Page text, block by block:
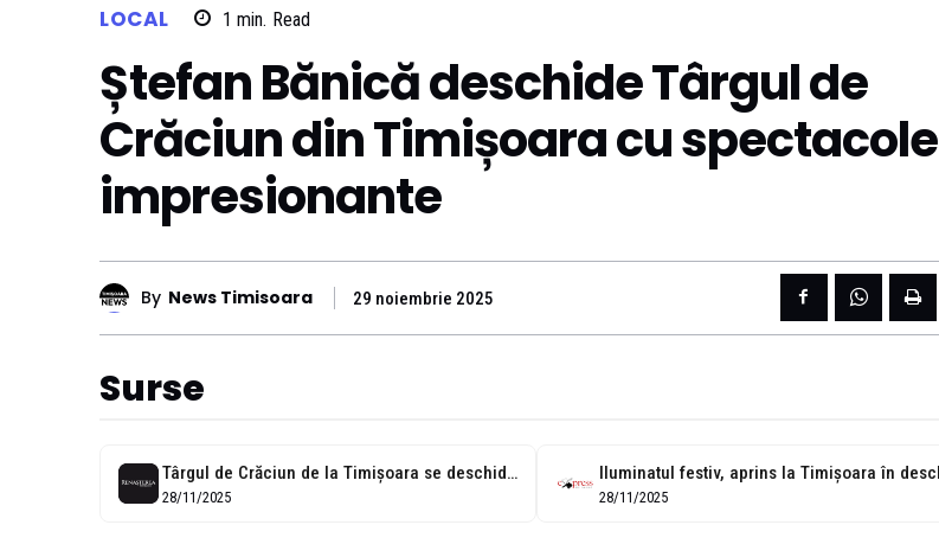
LOCAL 1 min. Read
Ștefan Bănică deschide Târgul de
Crăciun din Timișoara cu spectacole
impresionante
By News Timisoara 29 noiembrie 2025
Surse
Târgul de Crăciun de la Timişoara se deschide duminică, 30 noiembrie. Programul...
28/11/2025 28/11/2025